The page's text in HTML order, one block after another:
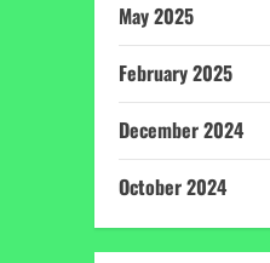
May 2025
February 2025
December 2024
October 2024